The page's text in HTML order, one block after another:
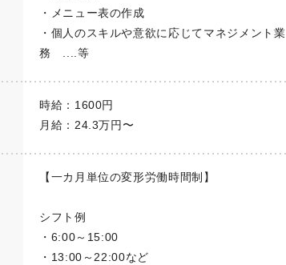
・メニュー表の作成
・個人のスキルや意欲に応じてマネジメント業
務 ....等
時給：1600円
月給：24.3万円〜
【一カ月単位の変形労働時間制】
シフト例
・6:00～15:00
・13:00～22:00など